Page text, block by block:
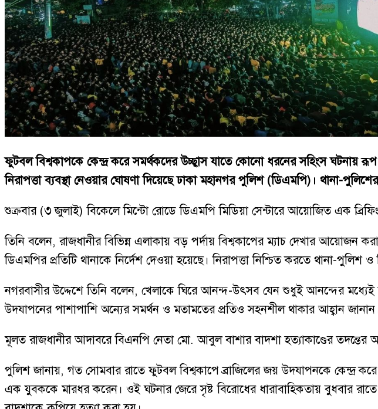
ফুটবল বিশ্বকাপকে কেন্দ্র করে সমর্থকদের উচ্ছ্বাস যাতে কোনো ধরনের সহিংস ঘটনায়
নিরাপত্তা ব্যবস্থা নেওয়ার ঘোষণা দিয়েছে ঢাকা মহানগর পুলিশ (ডিএমপি)। থানা-
শুক্রবার (৩ জুলাই) বিকেলে মিন্টো রোডে ডিএমপি মিডিয়া সেন্টারে আয়োজিত এক
তিনি বলেন, রাজধানীর বিভিন্ন এলাকায় বড় পর্দায় বিশ্বকাপের ম্যাচ দেখার
ডিএমপির প্রতিটি থানাকে নির্দেশ দেওয়া হয়েছে। নিরাপত্তা নিশ্চিত করতে থানা-
নগরবাসীর উদ্দেশে তিনি বলেন, খেলাকে ঘিরে আনন্দ-উৎসব যেন শুধুই আনন্দের মধ্যেই
উদযাপনের পাশাপাশি অন্যের সমর্থন ও মতামতের প্রতিও সহনশীল থাকার আহ্বান
মূলত রাজধানীর আদাবরে বিএনপি নেতা মো. আবুল বাশার বাদশা হত্যাকাণ্ডের
পুলিশ জানায়, গত সোমবার রাতে ফুটবল বিশ্বকাপে ব্রাজিলের জয় উদযাপনকে কেন্দ্র
এক যুবককে মারধর করেন। ওই ঘটনার জেরে সৃষ্ট বিরোধের ধারাবাহিকতায় বুধবার